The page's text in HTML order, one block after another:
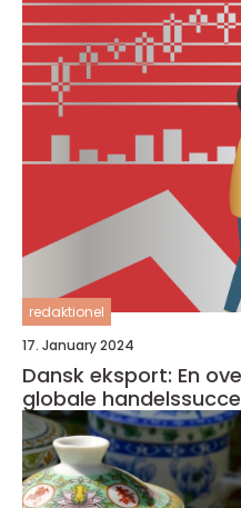
redaktionel
17. January 2024
Dansk eksport: En
globale